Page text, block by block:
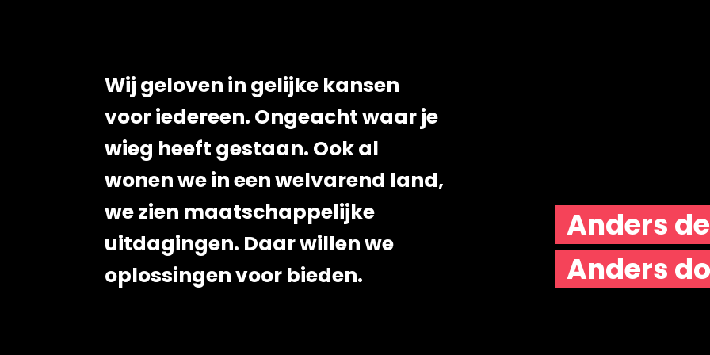
Wij geloven in gelijke kansen
voor iedereen. Ongeacht waar je
wieg heeft gestaan. Ook al
wonen we in een welvarend land,
we zien maatschappelijke
uitdagingen. Daar willen we
oplossingen voor bieden.
Anders
Anders